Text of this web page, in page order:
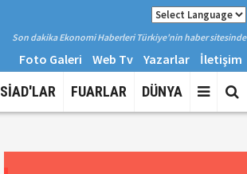
Son dakika Ekonomi Haberleri Türkiye'nin haber sitesinde
Foto Galeri Web Tv Yazarlar İletişim
SİAD'LAR FUARLAR DÜNYA